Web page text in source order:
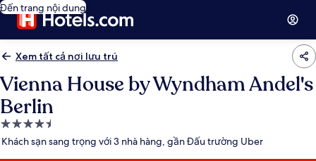
Đến trang nội dung
Xem tất cả nơi lưu trú
Vienna House by Wyndham Andel's
Berlin
Nơi
lưu
Khách sạn sang trọng với 3 nhà hàng, gần Đấu trường Uber